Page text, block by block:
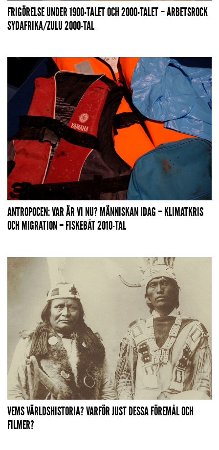
FRIGÖRELSE UNDER 1900-TALET OCH 2000-TALET – ARBETSROCK
SYDAFRIKA/ZULU 2000-TAL
ANTROPOCEN: VAR ÄR VI NU? MÄNNISKAN IDAG – KLIMATKRIS
OCH MIGRATION – FISKEBÅT 2010-TAL
VEMS VÄRLDSHISTORIA? VARFÖR JUST DESSA FÖREMÅL OCH
FILMER?